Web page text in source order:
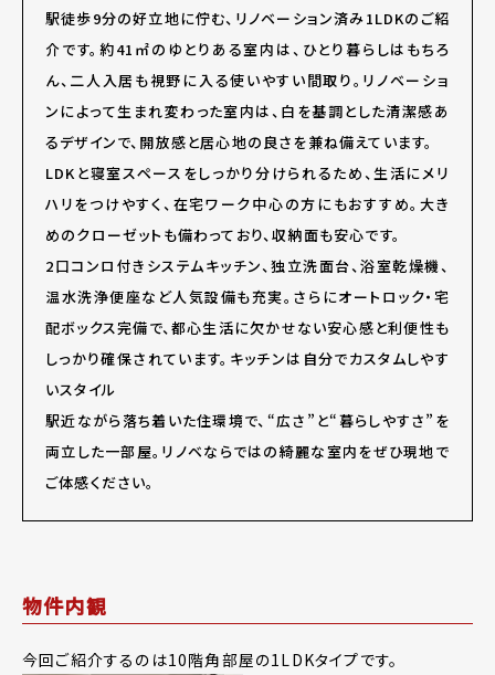
駅徒歩9分の好立地に佇む、リノベーション済み1LDKのご紹
介です。約41㎡のゆとりある室内は、ひとり暮らしはもちろ
ん、二人入居も視野に入る使いやすい間取り。リノベーショ
ンによって生まれ変わった室内は、白を基調とした清潔感あ
るデザインで、開放感と居心地の良さを兼ね備えています。
LDKと寝室スペースをしっかり分けられるため、生活にメリ
ハリをつけやすく、在宅ワーク中心の方にもおすすめ。大き
めのクローゼットも備わっており、収納面も安心です。
2口コンロ付きシステムキッチン、独立洗面台、浴室乾燥機、
温水洗浄便座など人気設備も充実。さらにオートロック・宅
配ボックス完備で、都心生活に欠かせない安心感と利便性も
しっかり確保されています。キッチンは自分でカスタムしやす
いスタイル
駅近ながら落ち着いた住環境で、“広さ”と“暮らしやすさ”を
両立した一部屋。リノベならではの綺麗な室内をぜひ現地で
ご体感ください。
物件内観
今回ご紹介するのは10階角部屋の1LDKタイプです。